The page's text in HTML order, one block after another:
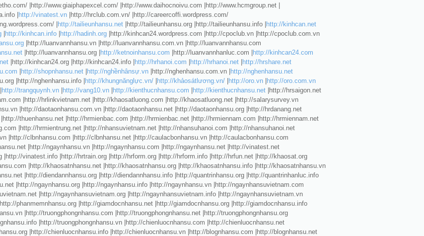
|http://www.giaiphapexcel.com/ |http://www.daihocnoivu.com |http://www.hcmgroup.net |
| http://vinatest.vn|http://hrclub.com.vn/ |http://careercoffi.wordpress.com/
| http://tailieunhansu.net|http://tailieunhansu.org |http://tailieunhansu.info | http://kinhcan.net
| http://kinhcan.info| http://hadinh.org|http://kinhcan24.wordpress.com |http://cpoclub.vn |http://cpoclub.com.vn
|http://luanvannhansu.vn |http://luanvannhansu.com.vn |http://luanvannhansu.com
|http://luanvannhansu.org | http://ketnoinhansu.com |http://luanvannhanluc.com |
http://kinhcan24.com
|http://kinhcan24.org |http://kinhcan24.info | http://hrhanoi.com http://hrhanoi.net| http://hrshare.net
http://shopnhansu.net| http://nghềnhânsự.vn|http://nghenhansu.com.vn | http://nghenhansu.net
|http://nghenhansu.info | http://khungnănglực.vn/| http://khảosátlương.vn/| http://oro.vn| http://oro.com.vn
http://trangquynh.vn| http://vang10.vn| http://kienthucnhansu.com http://kienthucnhansu.net|http://hrsaigon.net
|http://hrlinkvietnam.net |http://khaosatluong.com |http://khaosatluong.net |http://salarysurvey.vn
|http://daotaonhansu.com.vn |http://daotaonhansu.net |http://daotaonhansu.org |http://hrdanang.net
|http://thuenhansu.net |http://hrmienbac.com |http://hrmienbac.net |http://hrmiennam.com |http://hrmiennam.net
|http://hrmientrung.net |http://nhansuvietnam.net |http://nhansuhanoi.com |http://nhansuhanoi.net
|http://clbnhansu.com |http://clbnhansu.net |http://caulacbonhansu.vn |http://caulacbonhansu.com
|http://ngaynhansu.vn |http://ngaynhansu.com |http://ngaynhansu.net |http://vinatest.net
|http://vinatest.info |http://hrtrain.org |http://hrform.org |http://hrform.info |http://hrfun.net |http://khaosat.org
|http://khaosatnhansu.net |http://khaosatnhansu.org |http://khaosatnhansu.info |http://khaosatnhansu.vn
|http://diendannhansu.org |http://diendannhansu.info |http://quantrinhansu.org |http://quantrinhanluc.info
|http://ngaynhansu.org |http://ngaynhansu.info |http://ngaynhansu.vn |http://ngaynhansuvietnam.com
|http://ngaynhansuvietnam.org |http://ngaynhansuvietnam.info |http://ngaynhansuvietnam.vn
phanmemnhansu.org |http://giamdocnhansu.net |http://giamdocnhansu.org |http://giamdocnhansu.info
|http://truongphongnhansu.com |http://truongphongnhansu.net |http://truongphongnhansu.org
|http://truongphongnhansu.vn |http://chienluocnhansu.com |http://chienluocnhansu.net
|http://chienluocnhansu.info |http://chienluocnhansu.vn |http://blognhansu.com |http://blognhansu.net